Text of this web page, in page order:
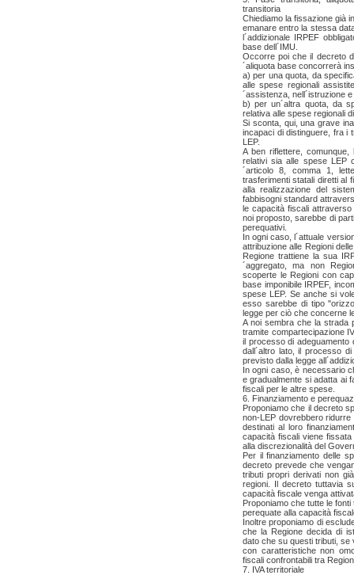
transitoria
Chiediamo la fissazione già
emanare entro la stessa
l´addizionale IRPEF
base dell´IMU.
Occorre poi che il decreto
´aliquota base concorrerà
a) per una quota, da
alle spese regionali
´assistenza, nell´istruzione
b) per un´altra quota, da
relativa alle spese regionali
Si sconta, qui, una grave
incapaci di distinguere, fra i
LEP.
A ben riflettere, comunque,
relativi sia alle spese LEP
´articolo 8, comma 1,
trasferimenti statali diretti al
alla realizzazione del
fabbisogni standard
le capacità fiscali
noi proposto, sarebbe di
perequativi.
In ogni caso, l´attuale
attribuzione alle Regioni
Regione trattiene la sua
´aggregato, ma non
scoperte le Regioni con
base imponibile IRPEF,
spese LEP. Se anche si
esso sarebbe di tipo
legge per ciò che concerne
A noi sembra che la strada
tramite compartecipazione
il processo di adeguamento
dall´altro lato, il processo
previsto dalla legge
In ogni caso, è necessario
e gradualmente si adatta ai
fiscali per le altre spese.
6. Finanziamento e
Proponiamo che il decreto
non-LEP dovrebbero
destinati al loro
capacità fiscali viene
alla discrezionalità del
Per il finanziamento delle
decreto prevede che
tributi propri derivati non
regioni. Il decreto tuttavia
capacità fiscale venga
Proponiamo che tutte le
perequate alla capacità
Inoltre proponiamo di
che la Regione decida di
dato che su questi tributi, se
con caratteristiche non
fiscali confrontabili tra
7. IVA territoriale